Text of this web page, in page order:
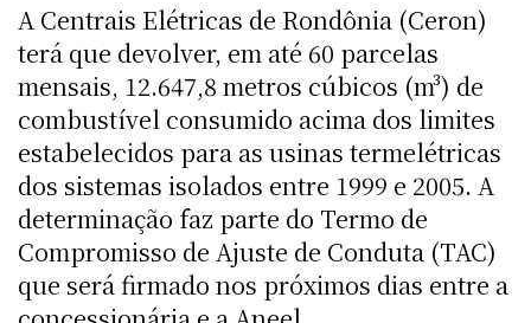
A Centrais Elétricas de Rondônia (Ceron)
terá que devolver, em até 60 parcelas
mensais, 12.647,8 metros cúbicos (m³) de
combustível consumido acima dos limites
estabelecidos para as usinas termelétricas
dos sistemas isolados entre 1999 e 2005. A
determinação faz parte do Termo de
Compromisso de Ajuste de Conduta (TAC)
que será firmado nos próximos dias entre a